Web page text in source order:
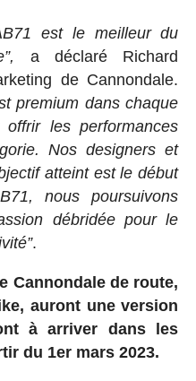
est le meilleur du
a déclaré Richard
de Cannondale.
premium dans chaque
les performances
Nos designers et
atteint est le début
nous poursuivons
débridée pour le
.
Cannondale de route,
auront une version
à arriver dans les
du 1er mars 2023.